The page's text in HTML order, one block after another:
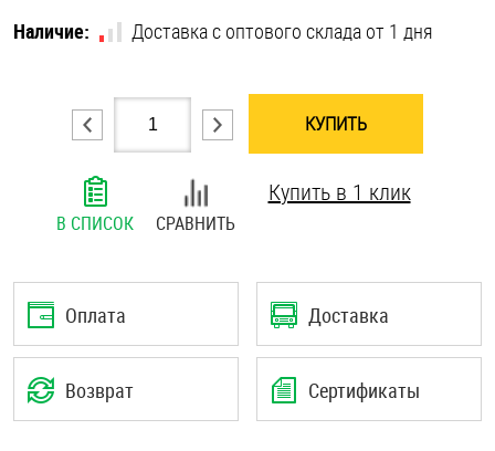
Шпильки
Штифты и пальцы
Наличие:
Доставка с оптового склада от 1 дня
КУПИТЬ
В СПИСОК СРАВНИТЬ
Купить в 1 клик
Оплата Доставка
Возврат Сертификаты